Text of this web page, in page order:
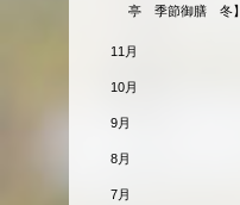
亭 季節御膳 冬】
11月
10月
9月
8月
7月